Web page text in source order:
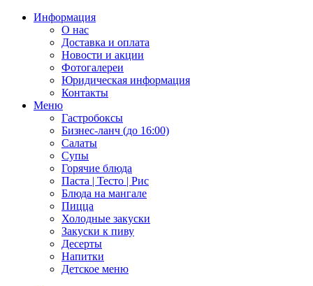
Информация
О нас
Доставка и оплата
Новости и акции
Фотогалереи
Юридическая информация
Контакты
Меню
Гастробоксы
Бизнес-ланч (до 16:00)
Салаты
Супы
Горячие блюда
Паста | Тесто | Рис
Блюда на мангале
Пицца
Холодные закуски
Закуски к пиву
Десерты
Напитки
Детское меню